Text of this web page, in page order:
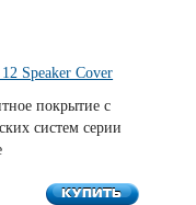
Speaker Cover
покрытие с
систем серии
КУПИТЬ
КУПИТЬ